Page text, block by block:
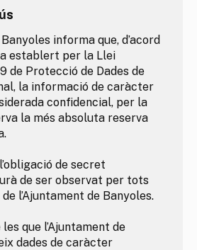
informa que, d’acord
establert per la Llei
de Protecció de Dades de
la informació de caràcter
confidencial, per la
la més absoluta reserva
de secret
de ser observat per tots
l’Ajuntament de Banyoles.
que l’Ajuntament de
dades de caràcter